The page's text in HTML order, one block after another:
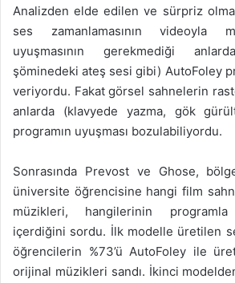
Analizden elde edilen ve sürpriz
ses zamanlamasının videoyla
uyuşmasının gerekmediği
şöminedeki ateş sesi gibi) AutoFoley
veriyordu. Fakat görsel sahnelerin
anlarda (klavyede yazma, gök
programın uyuşması bozulabiliyordu.
Sonrasında Prevost ve Ghose,
üniversite öğrencisine hangi film
müzikleri, hangilerinin
içerdiğini sordu. İlk modelle üretilen
öğrencilerin %73’ü AutoFoley ile
orijinal müzikleri sandı. İkinci